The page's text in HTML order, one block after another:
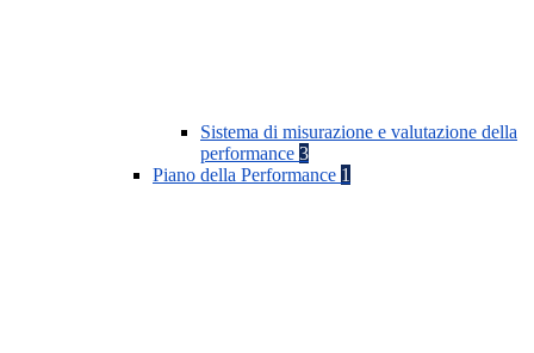
Sistema di misurazione e valutazione della
performance 3
Piano della Performance 1